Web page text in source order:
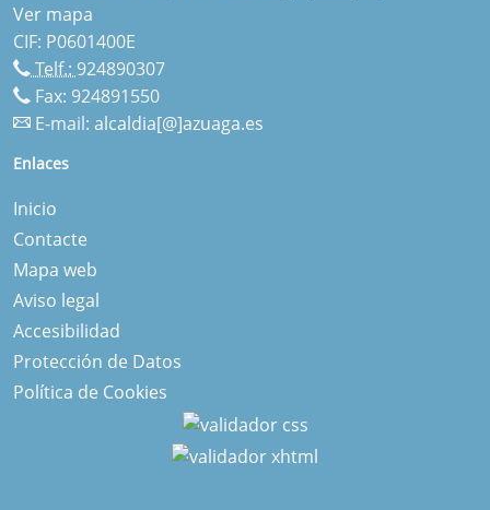
Ver mapa
CIF: P0601400E
Telf.: 924890307
Fax: 924891550
E-mail: alcaldia[@]azuaga.es
Enlaces
Inicio
Contacte
Mapa web
Aviso legal
Accesibilidad
Protección de Datos
Política de Cookies